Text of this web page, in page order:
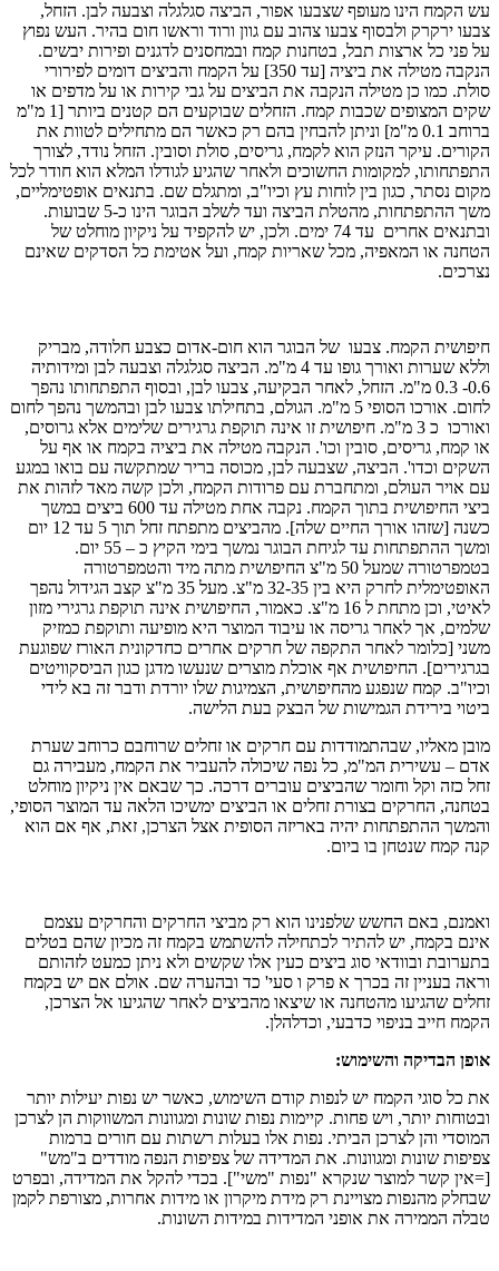
עש הקמח הינו מעופף שצבעו אפור, הביצה סגלגלה וצבעה לבן. הזחל,
צבעו ירקרק ולבסוף צבעו צהוב עם גוון ורוד וראשו חום בהיר. העש נפוץ
על פני כל ארצות תבל, בטחנות קמח ובמחסנים לדגנים ופירות יבשים.
הנקבה מטילה את ביציה [עד 350] על הקמח והביצים דומים לפירורי
סולת. כמו כן מטילה הנקבה את הביצים על גבי קירות או על מדפים או
שקים המצופים שכבות קמח. הזחלים שבוקעים הם קטנים ביותר [1 מ"מ
ברוחב 0.1 מ"מ] וניתן להבחין בהם רק כאשר הם מתחילים לטוות את
הקורים. עיקר הנזק הוא לקמח, גריסים, סולת וסובין. הזחל נודד, לצורך
התפתחותו, למקומות החשוכים ולאחר שהגיע לגודלו המלא הוא חודר לכל
מקום נסתר, כגון בין לוחות עץ וכיו"ב, ומתגלם שם. בתנאים אופטימליים,
משך ההתפתחות, מהטלת הביצה ועד לשלב הבוגר הינו כ-5 שבועות.
ובתנאים אחרים עד 74 ימים. ולכן, יש להקפיד על ניקיון מוחלט של
הטחנה או המאפיה, מכל שאריות קמח, ועל אטימת כל הסדקים שאינם
נצרכים.
חיפושית הקמח. צבעו של הבוגר הוא חום-אדום כצבע חלודה, מבריק
וללא שערות ואורך גופו עד 4 מ"מ. הביצה סגלגלה וצבעה לבן ומידותיה
0.6- 0.3 מ"מ. הזחל, לאחר הבקיעה, צבעו לבן, ובסוף התפתחותו נהפך
לחום. אורכו הסופי 5 מ"מ. הגולם, בתחילתו צבעו לבן ובהמשך נהפך לחום
ואורכו כ 3 מ"מ. חיפושית זו אינה תוקפת גרגירים שלימים אלא גרוסים,
או קמח, גריסים, סובין וכו'. הנקבה מטילה את ביציה בקמח או אף על
השקים וכדו'. הביצה, שצבעה לבן, מכוסה בריר שמתקשה עם בואו במגע
עם אויר העולם, ומתחברת עם פרודות הקמח, ולכן קשה מאד לזהות את
ביצי החיפושית בתוך הקמח. נקבה אחת מטילה עד 600 ביצים במשך
כשנה [שזהו אורך החיים שלה]. מהביצים מתפתח זחל תוך 5 עד 12 יום
ומשך ההתפתחות עד לגיחת הבוגר נמשך בימי הקיץ כ – 55 יום.
בטמפרטורה שמעל 50 מ"צ החיפושית מתה מיד והטמפרטורה
האופטימלית לחרק היא בין 32-35 מ"צ. מעל 35 מ"צ קצב הגידול נהפך
לאיטי, וכן מתחת ל 16 מ"צ. כאמור, החיפושית אינה תוקפת גרגירי מזון
שלמים, אך לאחר גריסה או עיבוד המוצר היא מופיעה ותוקפת כמזיק
משני [כלומר לאחר התקפה של חרקים אחרים כחדקונית האורז שפוגעת
בגרגירים]. החיפושית אף אוכלת מוצרים שנעשו מדגן כגון הביסקוויטים
וכיו"ב. קמח שנפגע מהחיפושית, הצמיגות שלו יורדת ודבר זה בא לידי
ביטוי בירידת הגמישות של הבצק בעת הלישה.
מובן מאליו, שבהתמודדות עם חרקים או זחלים שרוחבם כרוחב שערת
אדם – עשירית המ"מ, כל נפה שיכולה להעביר את הקמח, מעבירה גם
זחל כזה וקל וחומר שהביצים עוברים דרכה. כך שבאם אין ניקיון מוחלט
בטחנה, החרקים בצורת זחלים או הביצים ימשיכו הלאה עד המוצר הסופי,
והמשך ההתפתחות יהיה באריזה הסופית אצל הצרכן, זאת, אף אם הוא
קנה קמח שנטחן בו ביום.
ואמנם, באם החשש שלפנינו הוא רק מביצי החרקים והחרקים עצמם
אינם בקמח, יש להתיר לכתחילה להשתמש בקמח זה מכיון שהם בטלים
בתערובת ובוודאי סוג ביצים כעין אלו שקשים ולא ניתן כמעט לזהותם
וראה בעניין זה בכרך א פרק ו סעי' כד ובהערה שם. אולם אם יש בקמח
זחלים שהגיעו מהטחנה או שיצאו מהביצים לאחר שהגיעו אל הצרכן,
הקמח חייב בניפוי כדבעי, וכדלהלן.
אופן הבדיקה והשימוש:
את כל סוגי הקמח יש לנפות קודם השימוש, כאשר יש נפות יעילות יותר
ובטוחות יותר, ויש פחות. קיימות נפות שונות ומגוונות המשווקות הן לצרכן
המוסדי והן לצרכן הביתי. נפות אלו בעלות רשתות עם חורים ברמות
צפיפות שונות ומגוונות. את המדידה של צפיפות הנפה מודדים ב"מש"
[=אין קשר למוצר שנקרא "נפות "משי"]. בכדי להקל את המדידה, ובפרט
שבחלק מהנפות מצויינת רק מידת מיקרון או מידות אחרות, מצורפת לקמן
טבלה הממירה את אופני המדידות במידות השונות.